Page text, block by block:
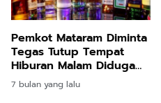
Pemkot Mataram Diminta
Tegas Tutup Tempat
Hiburan Malam Diduga
Langgar Perda Miras
Jelang Nataru
7 bulan yang lalu